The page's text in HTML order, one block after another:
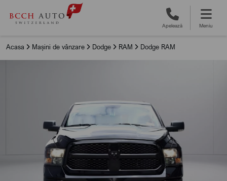
Apelează Meniu
Acasa Mașini de vânzare Dodge RAM Dodge RAM